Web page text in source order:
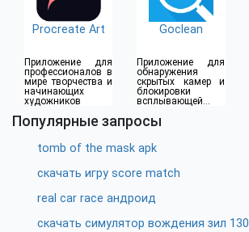
Procreate Art
Приложение для
профессионалов в
мире творчества и
начинающих
художников
Goclean
Приложение для
обнаружения
скрытых камер и
блокировки
всплывающей
Популярные запросы
tomb of the mask apk
скачать игру score match
real car race андроид
скачать симулятор вождения зил 130